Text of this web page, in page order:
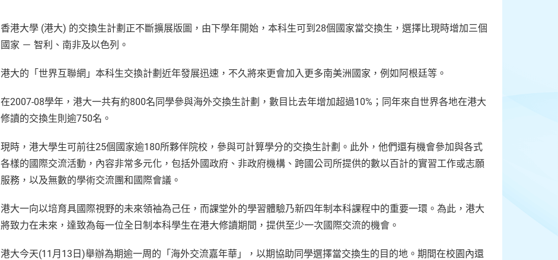
香港大學 (港大) 的交換生計劃正不斷擴展版圖，由下學年開始，本科生可到28個國家當交換生，選擇比現時增加三個
國家 － 智利、南非及以色列。
港大的「世界互聯網」本科生交換計劃近年發展迅速，不久將來更會加入更多南美洲國家，例如阿根廷等。
在2007-08學年，港大一共有約800名同學參與海外交換生計劃，數目比去年增加超過10%；同年來自世界各地在港大
修讀的交換生則逾750名。
現時，港大學生可前往25個國家逾180所夥伴院校，參與可計算學分的交換生計劃。此外，他們還有機會參加與各式
各樣的國際交流活動，內容非常多元化，包括外國政府、非政府機構、跨國公司所提供的數以百計的實習工作或志願
服務，以及無數的學術交流團和國際會議。
港大一向以培育具國際視野的未來領袖為己任，而課堂外的學習體驗乃新四年制本科課程中的重要一環。為此，港大
將致力在未來，達致為每一位全日制本科學生在港大修讀期間，提供至少一次國際交流的機會。
港大今天(11月13日)舉辦為期逾一周的「海外交流嘉年華」，以期協助同學選擇當交換生的目的地。期間在校園內還